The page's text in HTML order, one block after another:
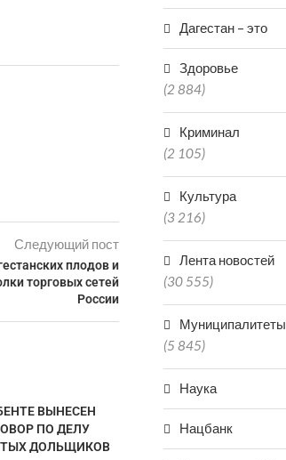
Следующий пост
плодов и
торговых сетей
России
ВЫНЕСЕН
ПО ДЕЛУ
ДОЛЬЩИКОВ
Дагестан – это
Здоровье
(2 884)
Криминал
(2 105)
Культура
(3 216)
Лента новостей
(30 555)
Муниципалитеты
(5 845)
Наука
Нацбанк